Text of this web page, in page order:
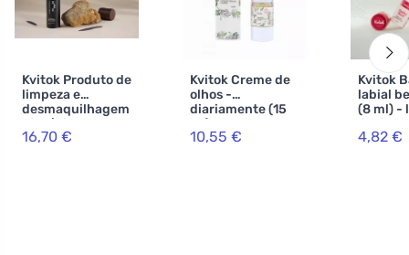
Kvitok Produto de
limpeza e
desmaquilhagem
2in1/Oil de
limpeza e
16,70 €
Kvitok Creme de
olhos -
diariamente (15
ml) - com
extractos de
10,55 €
Kvitok
labial
(8 ml) -
tingidos
4,82 €